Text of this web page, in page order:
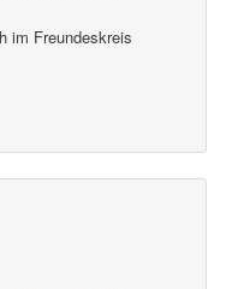
im Freundeskreis